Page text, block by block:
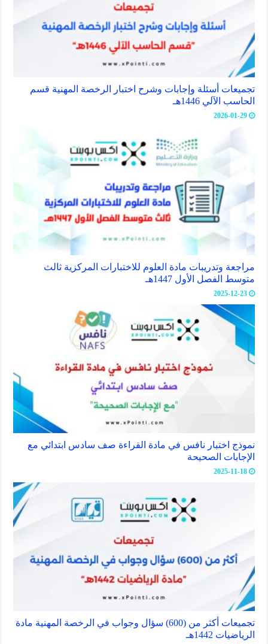
تجميعات أسئلة وإجابات وشرح اختبار الرخصة المهنية قسم
الحاسب الآلي 1446هـ
2026-01-29
مراجعة وتدريبات مادة العلوم للاختبارات المركزية ثالث
متوسط الفصل الأول 1447هـ
2025-12-23
نموذج اختبار نافس في مادة القراءة صف سادس ابتدائي مع
الإجابات الصحيحة
2025-11-18
تجميعات أكثر من (600) سؤال وجواب في الرخصة المهنية مادة
الرياضيات 1442هـ